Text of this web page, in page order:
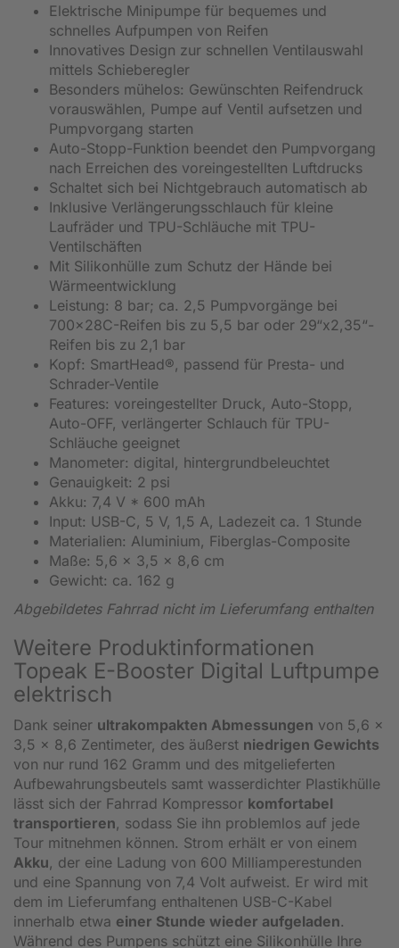
Elektrische Minipumpe für bequemes und
schnelles Aufpumpen von Reifen
Innovatives Design zur schnellen Ventilauswahl
mittels Schieberegler
Besonders mühelos: Gewünschten Reifendruck
vorauswählen, Pumpe auf Ventil aufsetzen und
Pumpvorgang starten
Auto-Stopp-Funktion beendet den Pumpvorgang
nach Erreichen des voreingestellten Luftdrucks
Schaltet sich bei Nichtgebrauch automatisch ab
Inklusive Verlängerungsschlauch für kleine
Laufräder und TPU-Schläuche mit TPU-
Ventilschäften
Mit Silikonhülle zum Schutz der Hände bei
Wärmeentwicklung
Leistung: 8 bar; ca. 2,5 Pumpvorgänge bei
700x28C-Reifen bis zu 5,5 bar oder 29“x2,35“-
Reifen bis zu 2,1 bar
Kopf: SmartHead®, passend für Presta- und
Schrader-Ventile
Features: voreingestellter Druck, Auto-Stopp,
Auto-OFF, verlängerter Schlauch für TPU-
Schläuche geeignet
Manometer: digital, hintergrundbeleuchtet
Genauigkeit: 2 psi
Akku: 7,4 V * 600 mAh
Input: USB-C, 5 V, 1,5 A, Ladezeit ca. 1 Stunde
Materialien: Aluminium, Fiberglas-Composite
Maße: 5,6 x 3,5 x 8,6 cm
Gewicht: ca. 162 g
Abgebildetes Fahrrad nicht im Lieferumfang enthalten
Weitere Produktinformationen
Topeak E-Booster Digital Luftpumpe
elektrisch
Dank seiner ultrakompakten Abmessungen von 5,6 x
3,5 x 8,6 Zentimeter, des äußerst niedrigen Gewichts
von nur rund 162 Gramm und des mitgelieferten
Aufbewahrungsbeutels samt wasserdichter Plastikhülle
lässt sich der Fahrrad Kompressor komfortabel
transportieren, sodass Sie ihn problemlos auf jede
Tour mitnehmen können. Strom erhält er von einem
Akku, der eine Ladung von 600 Milliamperestunden
und eine Spannung von 7,4 Volt aufweist. Er wird mit
dem im Lieferumfang enthaltenen USB-C-Kabel
innerhalb etwa einer Stunde wieder aufgeladen.
Während des Pumpens schützt eine Silikonhülle Ihre